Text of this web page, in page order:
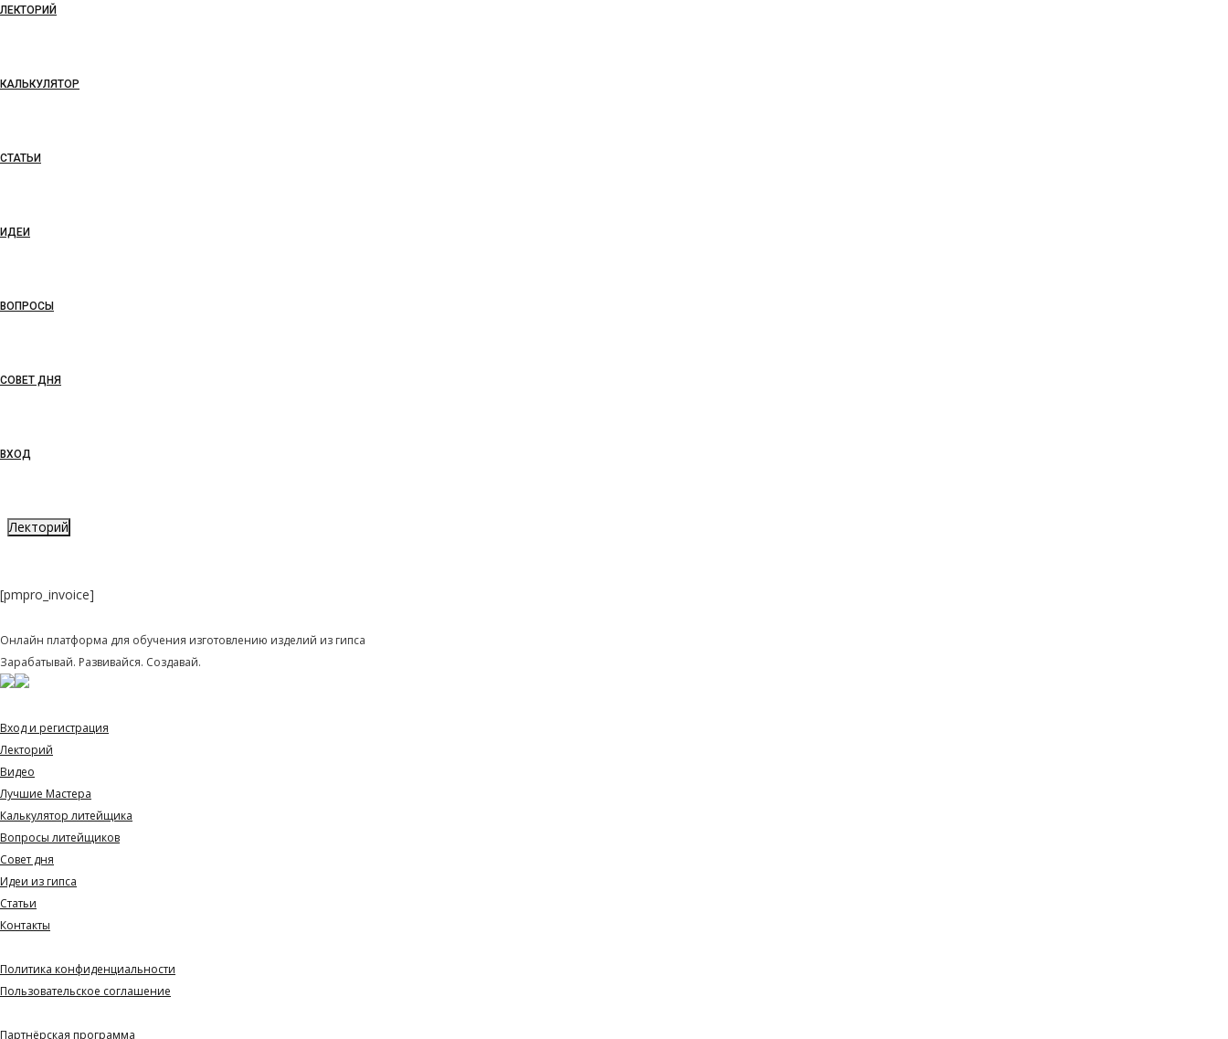
ЛЕКТОРИЙ
КАЛЬКУЛЯТОР
СТАТЬИ
ИДЕИ
ВОПРОСЫ
СОВЕТ ДНЯ
ВХОД
Лекторий
[pmpro_invoice]
Онлайн платформа для обучения изготовлению изделий из гипса
Зарабатывай. Развивайся. Создавай.
Вход и регистрация
Лекторий
Видео
Лучшие Мастера
Калькулятор литейщика
Вопросы литейщиков
Совет дня
Идеи из гипса
Статьи
Контакты
Политика конфиденциальности
Пользовательское соглашение
Партнёрская программа